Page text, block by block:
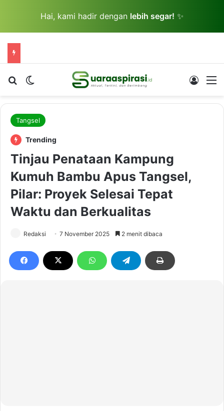
Hai, kami hadir dengan lebih segar! ✨
Cari berita...Switch skin Log In
Tangsel
Trending
Tinjau Penataan Kampung
Kumuh Bambu Apus Tangsel,
Pilar: Proyek Selesai Tepat
Waktu dan Berkualitas
Redaksi 7 November 2025 2 menit dibaca